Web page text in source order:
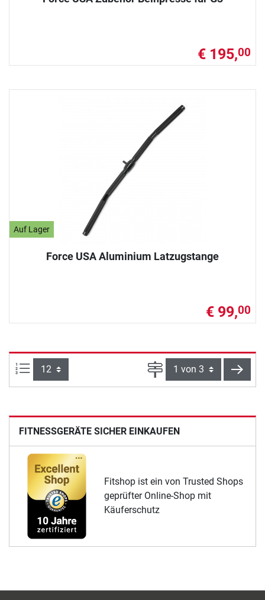
€ 195,00
Auf Lager
Force USA Aluminium Latzugstange
€ 99,00
Artikel pro Seite: Seite
FITNESSGERÄTE SICHER EINKAUFEN
Fitshop ist ein von Trusted Shops
geprüfter Online-Shop mit
Käuferschutz